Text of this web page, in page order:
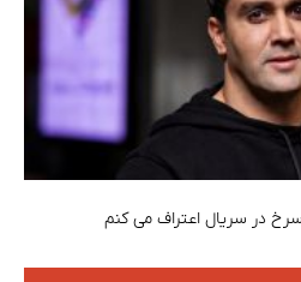
در سریال اعتراف می کنم